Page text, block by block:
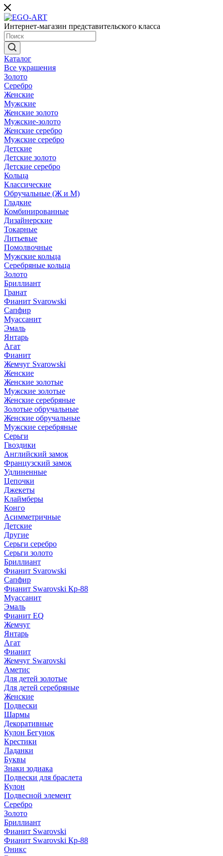
Интернет-магазин представительского класса
Каталог
Все украшения
Золото
Серебро
Женские
Мужские
Женские золото
Мужские-золото
Женские серебро
Мужские серебро
Детские
Детские золото
Детские серебро
Кольца
Классические
Обручальные (Ж и М)
Гладкие
Комбинированные
Дизайнерские
Токарные
Литьевые
Помолвочные
Мужские кольца
Серебряные кольца
Золото
Бриллиант
Гранат
Фианит Svarowski
Сапфир
Муассанит
Эмаль
Янтарь
Агат
Фианит
Жемчуг Svarowski
Женские
Женские золотые
Мужские золотые
Женские серебряные
Золотые обручальные
Женские обручальные
Мужские серебряные
Серьги
Гвоздики
Английский замок
Французский замок
Удлиненные
Цепочки
Джекеты
Клаймберы
Конго
Асимметричные
Детские
Другие
Серьги серебро
Серьги золото
Бриллиант
Фианит Svarowski
Сапфир
Фианит Swarovski Кр-88
Муассанит
Эмаль
Фианит EQ
Жемчуг
Янтарь
Агат
Фианит
Жемчуг Swarovski
Аметис
Для детей золотые
Для детей серебряные
Женские
Подвески
Шармы
Декоративные
Кулон Бегунок
Крестики
Ладанки
Буквы
Знаки зодиака
Подвески для браслета
Кулон
Подвесной элемент
Серебро
Золото
Бриллиант
Фианит Swarovski
Фианит Swarovski Кр-88
Оникс